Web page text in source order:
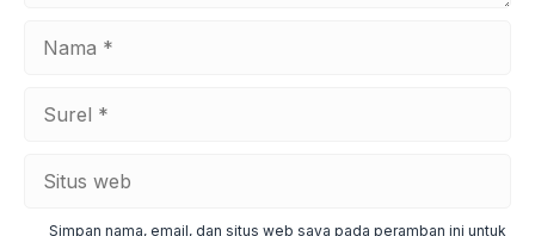
Simpan nama, email, dan situs web saya pada peramban ini untuk